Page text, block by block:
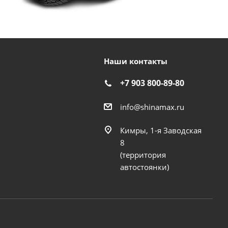
Наши контакты
+7 903 800-89-80
info@shinamax.ru
Кимры, 1-я Заводская
8
(территория
автостоянки)